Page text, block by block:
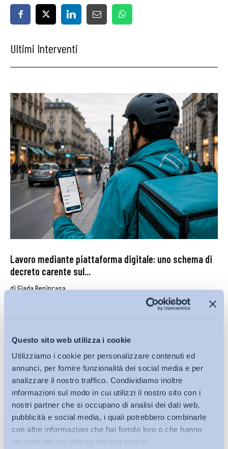
Questo sito web utilizza i cookie
Utilizziamo i cookie per personalizzare contenuti ed
annunci, per fornire funzionalità dei social media e per
analizzare il nostro traffico. Condividiamo inoltre
informazioni sul modo in cui utilizzi il nostro sito con i
nostri partner che si occupano di analisi dei dati web,
pubblicità e social media, i quali potrebbero combinarle
con altre informazioni che hai fornito loro o che hanno
raccolto dal tuo utilizzo dei loro servizi.
Ultimi Interventi
Lavoro mediante piattaforma digitale: uno schema di
decreto carente sul...
diGiada Benincasa